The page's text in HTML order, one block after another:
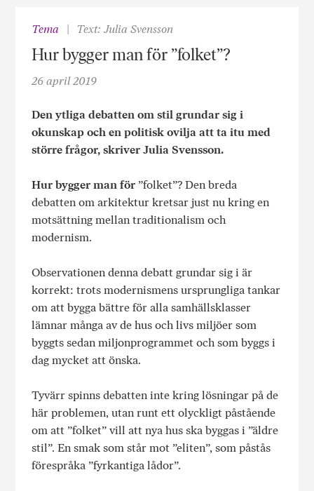
Tema Text: Julia Svensson
Hur bygger man för ”folket”?
26 april 2019
Den ytliga debatten om stil grundar sig i
okunskap och en politisk ovilja att ta itu med
större frågor, skriver Julia Svensson.
Hur bygger man för”folket”? Den breda
debatten om arkitektur kretsar just nu kring en
motsättning mellan traditionalism och
modernism.
Observationen denna debatt grundar sig i är
korrekt: trots modernismens ursprungliga tankar
om att bygga bättre för alla samhällsklasser
lämnar många av de hus och livs­ miljöer som
byggts sedan miljonprogrammet och som byggs i
dag mycket att önska.
Tyvärr spinns debatten inte kring lösningar på de
här problemen, utan runt ett olyckligt påstående
om att ”folket” vill att nya hus ska byggas i ”äldre
stil”. En smak som står mot ”eliten”, som påstås
förespråka ”fyrkantiga lådor”.